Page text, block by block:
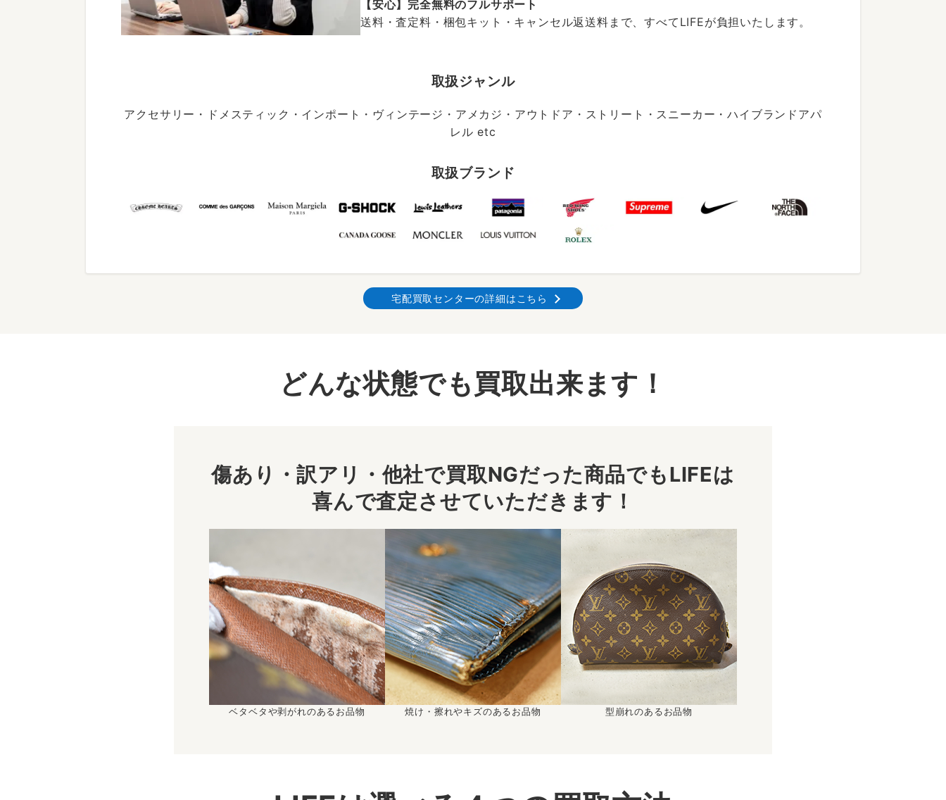
【安心】完全無料のフルサポート
送料・査定料・梱包キット・キャンセル返送料まで、すべてLIFEが負担いたします。
取扱ジャンル
アクセサリー・ドメスティック・インポート・ヴィンテージ・アメカジ・アウトドア・ストリート・スニーカー・ハイブランドアパ
レル etc
取扱ブランド
宅配買取センターの詳細はこちら
どんな状態でも買取出来ます！
傷あり・訳アリ・他社で買取NGだった商品でもLIFEは
喜んで査定させていただきます！
ベタベタや剥がれのあるお品物 焼け・擦れやキズのあるお品物 型崩れのあるお品物